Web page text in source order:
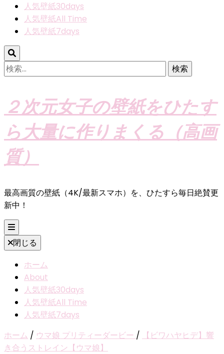
人気壁紙30days
人気壁紙All Time
人気壁紙7days
検
索:
２次元女子の壁紙をひたす
ら大量に作りまくる（高画
質）
最高画質の壁紙（4K/最新スマホ）を、ひたすら毎日絶賛更
新中！
閉じる
ホーム
About
人気壁紙30days
人気壁紙All Time
人気壁紙7days
ホーム / ウマ娘 プリティーダービー /
【ビワハヤヒデ】響
き合うストレイン【ウマ娘】